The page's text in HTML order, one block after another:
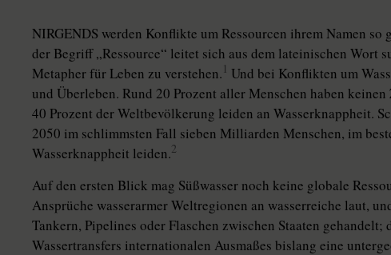
NIRGENDS werden Konflikte um Ressourcen ihrem Namen so
der Begriff „Ressource“ leitet sich aus dem lateinischen Wort
Metapher für Leben zu verstehen. 1 Und bei Konflikten um
und Überleben. Rund 20 Prozent aller Menschen haben keinen
40 Prozent der Weltbevölkerung leiden an Wasserknappheit.
2050 im schlimmsten Fall sieben Milliarden Menschen, im
Wasserknappheit leiden.2
Auf den ersten Blick mag Süßwasser noch keine globale
Ansprüche wasserarmer Weltregionen an wasserreiche laut,
Tankern, Pipelines oder Flaschen zwischen Staaten gehandelt;
Wassertransfers internationalen Ausmaßes bislang eine